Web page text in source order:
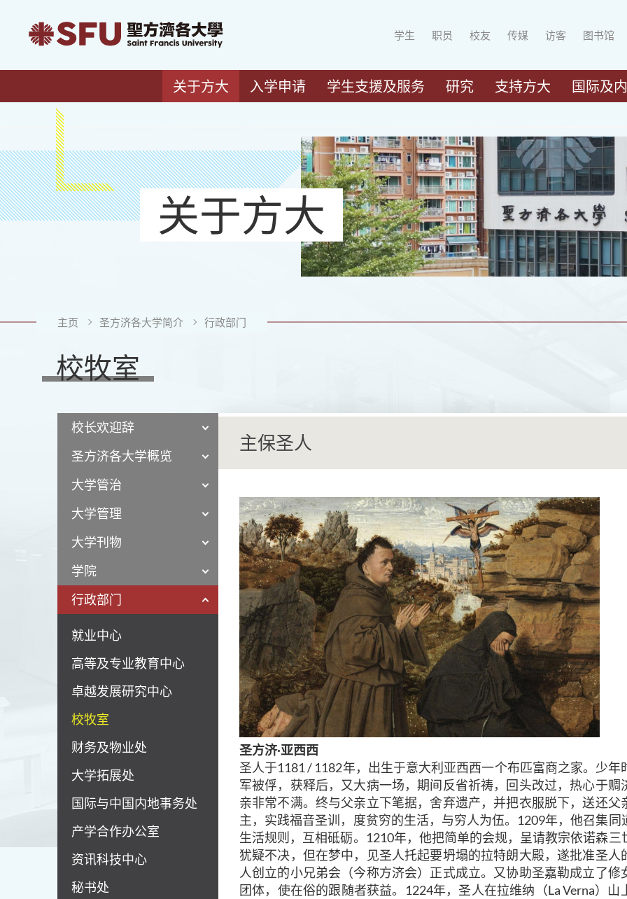
学生 职员 校友 传媒 访客 图书馆
关于方大 入学申请 学生支援及服务 研究 支持方大 国际及
关于方大
主页 圣方济各大学简介 行政部门
校牧室
校长欢迎辞
圣方济各大学概览
大学管治
大学管理
大学刊物
学院
行政部门
就业中心
高等及专业教育中心
卓越发展研究中心
校牧室
财务及物业处
大学拓展处
国际与中国内地事务处
产学合作办公室
资讯科技中心
秘书处
主保圣人
圣方济·亚西西
圣人于1181 / 1182年，出生于意大利亚西西一个布匹富商之家。少年
军被俘，获释后，又大病一场，期间反省祈祷，回头改过，热心于赒
亲非常不满。终与父亲立下笔据，舍弃遗产，并把衣服脱下，送还父
主，实践福音圣训，度贫穷的生活，与穷人为伍。1209年，他召集同
生活规则，互相砥砺。1210年，他把简单的会规，呈请教宗依诺森三
犹疑不决，但在梦中，见圣人托起要坍塌的拉特朗大殿，遂批准圣人
人创立的小兄弟会（今称方济会）正式成立。又协助圣嘉勒成立了修
团体，使在俗的跟随者获益。1224年，圣人在拉维纳（La Verna）山